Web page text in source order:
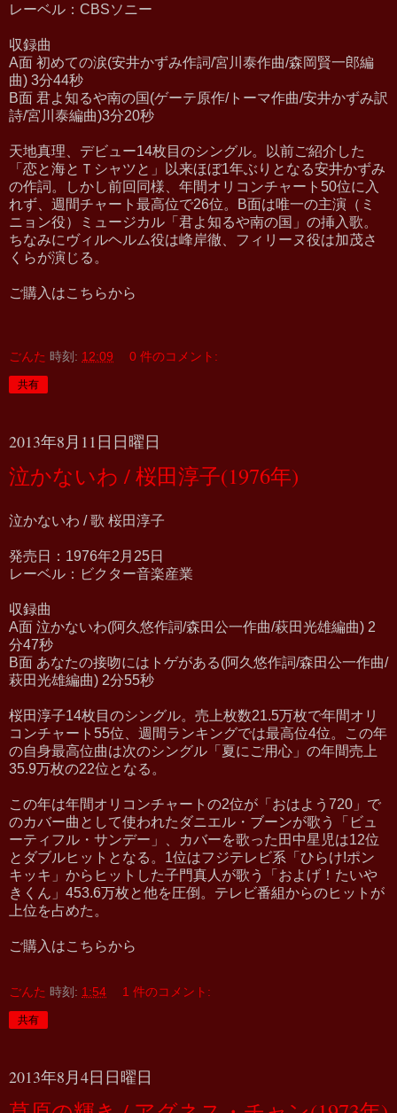
レーベル：CBSソニー
収録曲
A面 初めての涙(安井かずみ作詞/宮川泰作曲/森岡賢一郎編
曲) 3分44秒
B面 君よ知るや南の国(ゲーテ原作/トーマ作曲/安井かずみ訳
詩/宮川泰編曲)3分20秒
天地真理、デビュー14枚目のシングル。以前ご紹介した
「恋と海とＴシャツと」以来ほぼ1年ぶりとなる安井かずみ
の作詞。しかし前回同様、年間オリコンチャート50位に入
れず、週間チャート最高位で26位。B面は唯一の主演（ミ
ニョン役）ミュージカル「君よ知るや南の国」の挿入歌。
ちなみにヴィルヘルム役は峰岸徹、フィリーヌ役は加茂さ
くらが演じる。
ご購入はこちらから
ごんた 時刻: 12:09 0 件のコメント:
共有
2013年8月11日日曜日
泣かないわ / 桜田淳子(1976年)
泣かないわ / 歌 桜田淳子
発売日：1976年2月25日
レーベル：ビクター音楽産業
収録曲
A面 泣かないわ(阿久悠作詞/森田公一作曲/萩田光雄編曲) 2
分47秒
B面 あなたの接吻にはトゲがある(阿久悠作詞/森田公一作曲/
萩田光雄編曲) 2分55秒
桜田淳子14枚目のシングル。売上枚数21.5万枚で年間オリ
コンチャート55位、週間ランキングでは最高位4位。この年
の自身最高位曲は次のシングル「夏にご用心」の年間売上
35.9万枚の22位となる。
この年は年間オリコンチャートの2位が「おはよう720」で
のカバー曲として使われたダニエル・ブーンが歌う「ビュ
ーティフル・サンデー」、カバーを歌った田中星児は12位
とダブルヒットとなる。1位はフジテレビ系「ひらけ!ポン
キッキ」からヒットした子門真人が歌う「およげ！たいや
きくん」453.6万枚と他を圧倒。テレビ番組からのヒットが
上位を占めた。
ご購入はこちらから
ごんた 時刻: 1:54 1 件のコメント:
共有
2013年8月4日日曜日